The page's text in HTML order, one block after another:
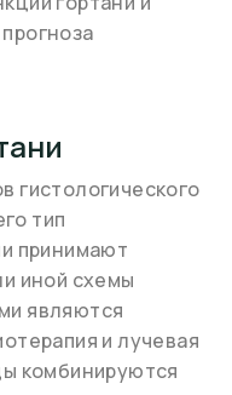
гистологического
тип
принимают
иной схемы
являются
и лучевая
комбинируются